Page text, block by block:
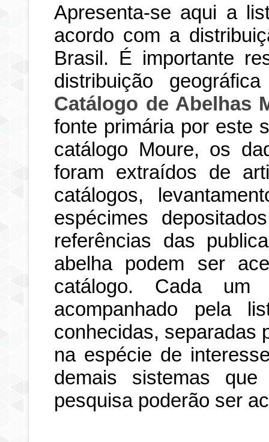
Apresenta-se aqui a
acordo com a
Brasil. É importante
distribuição
Catálogo de Abelhas
fonte primária por este
catálogo Moure, os
foram extraídos de
catálogos,
espécimes
referências das
abelha podem ser
catálogo. Cada
acompanhado pela
conhecidas, separadas
na espécie de
demais sistemas
pesquisa poderão ser